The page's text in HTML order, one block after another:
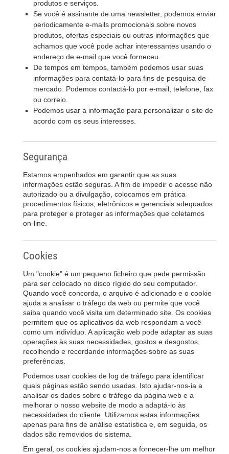
produtos e serviços.
Se você é assinante de uma newsletter, podemos enviar
periodicamente e-mails promocionais sobre novos
produtos, ofertas especiais ou outras informações que
achamos que você pode achar interessantes usando o
endereço de e-mail que você forneceu.
De tempos em tempos, também podemos usar suas
informações para contatá-lo para fins de pesquisa de
mercado. Podemos contactá-lo por e-mail, telefone, fax
ou correio.
Podemos usar a informação para personalizar o site de
acordo com os seus interesses.
Segurança
Estamos empenhados em garantir que as suas
informações estão seguras. A fim de impedir o acesso não
autorizado ou a divulgação, colocamos em prática
procedimentos físicos, eletrônicos e gerenciais adequados
para proteger e proteger as informações que coletamos
on-line.
Cookies
Um "cookie" é um pequeno ficheiro que pede permissão
para ser colocado no disco rígido do seu computador.
Quando você concorda, o arquivo é adicionado e o cookie
ajuda a analisar o tráfego da web ou permite que você
saiba quando você visita um determinado site. Os cookies
permitem que os aplicativos da web respondam a você
como um indivíduo. A aplicação web pode adaptar as suas
operações às suas necessidades, gostos e desgostos,
recolhendo e recordando informações sobre as suas
preferências.
Podemos usar cookies de log de tráfego para identificar
quais páginas estão sendo usadas. Isto ajudar-nos-ia a
analisar os dados sobre o tráfego da página web e a
melhorar o nosso website de modo a adaptá-lo às
necessidades do cliente. Utilizamos estas informações
apenas para fins de análise estatística e, em seguida, os
dados são removidos do sistema.
Em geral, os cookies ajudam-nos a fornecer-lhe um melhor